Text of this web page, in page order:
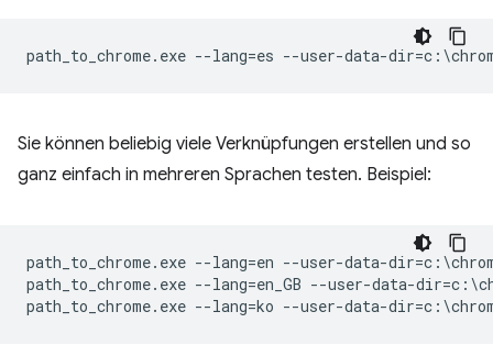
Sie können beliebig viele Verknüpfungen erstellen und so
ganz einfach in mehreren Sprachen testen. Beispiel:
path_to_chrome.exe --lang=en --user-data-
path_to_chrome.exe --lang=en_GB --user-data-